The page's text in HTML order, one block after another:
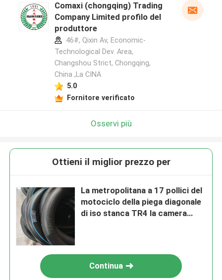
Comaxi (chongqing) Trading
Company Limited profilo del
produttore
46#, Qixin Av, Economic-
Technological Dev. Area,
Changshou Strict, Chongqing,
China ,La CINA
5.0
Fornitore verificato
Osservi più
Ottieni il miglior prezzo per
La metropolitana a 17 pollici del
motociclo della piega diagonale
di iso stanca TR4 la camera
Continua